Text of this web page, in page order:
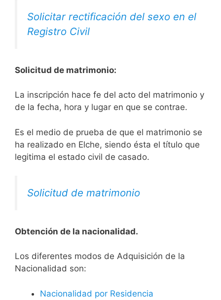
Solicitar rectificación del sexo en el
Registro Civil
Solicitud de matrimonio:
La inscripción hace fe del acto del matrimonio y
de la fecha, hora y lugar en que se contrae.
Es el medio de prueba de que el matrimonio se
ha realizado en Elche, siendo ésta el título que
legitima el estado civil de casado.
Solicitud de matrimonio
Obtención de la nacionalidad.
​​​Los diferentes modos de Adquisición de la
Nacionalidad son:
Nacionalidad por Residencia